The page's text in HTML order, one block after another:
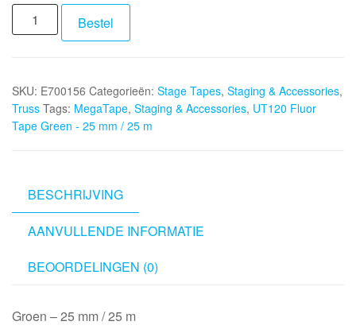
MEGATAPE
UT120
Green
-
25
m
aantal
Bestel
SKU: E700156 Categorieën: Stage Tapes, Staging & Accessories,
Truss Tags: MegaTape, Staging & Accessories, UT120 Fluor
Tape Green - 25 mm / 25 m
BESCHRIJVING
AANVULLENDE INFORMATIE
BEOORDELINGEN (0)
Groen – 25 mm / 25 m